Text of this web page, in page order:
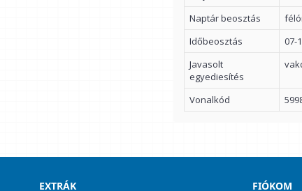
Naptár beosztás
Időbeosztás
07-
Javasolt
egyediesítés
Vonalkód
EXTRÁK FIÓKOM